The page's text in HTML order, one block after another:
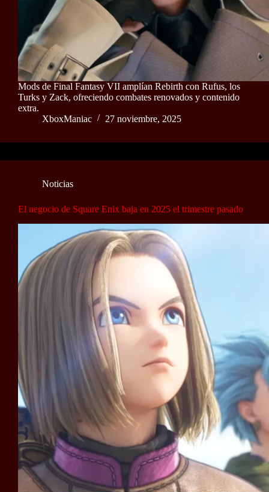
Mods de Final Fantasy VII amplían Rebirth con Rufus, los
Turks y Zack, ofreciendo combates renovados y contenido
extra.
XboxManiac
27 noviembre, 2025
Noticias
El negocio de Square Enix baja en 2025 el trimestre pasado